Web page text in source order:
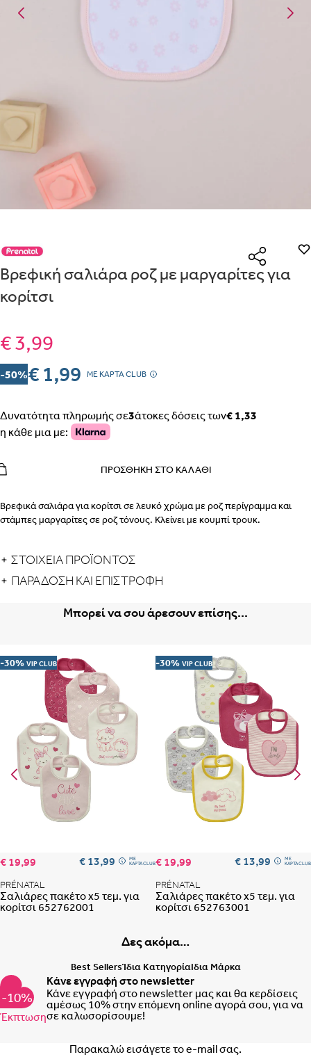
Βρεφική σαλιάρα ροζ με μαργαρίτες για
κορίτσι
€ 3,99
-50%€ 1,99 MΕ ΚΑΡΤΑ CLUB
Δυνατότητα πληρωμής σε3άτοκες δόσεις των€ 1,33
η κάθε μια με:
ΠΡΟΣΘΉΚΗ ΣΤΟ ΚΑΛΆΘΙ
Βρεφικά σαλιάρα για κορίτσι σε λευκό χρώμα με ροζ περίγραμμα και
στάμπες μαργαρίτες σε ροζ τόνους. Κλείνει με κουμπί τρουκ.
ΣΤΟΙΧΕΙΑ ΠΡΟΪΟΝΤΟΣ
ΠΑΡΆΔΟΣΗ ΚΑΙ ΕΠΙΣΤΡΟΦΉ
Μπορεί να σου άρεσουν επίσης...
-30% VIP CLUB
€ 19,99
€ 13,99 ME
ΚΑΡΤΑ CLUB
PRÉNATAL
Σαλιάρες πακέτο x5 τεμ. για
κορίτσι 652762001
-30% VIP CLUB
€ 19,99
€ 13,99 ME
ΚΑΡΤΑ CLUB
PRÉNATAL
Σαλιάρες πακέτο x5 τεμ. για
κορίτσι 652763001
Δες ακόμα…
Best SellersΊδια ΚατηγορίαΙδια Μάρκα
-10%
Έκπτωση
Κάνε εγγραφή στο newsletter
Κάνε εγγραφή στο newsletter μας και θα κερδίσεις
αμέσως 10% στην επόμενη online αγορά σου, για να
σε καλωσορίσουμε!
Portugal
αγοράσεις τουλάχιστον
Με την προσφορά
στο καλάθι, αν αγοράσεις
την ειδική σήμανση.
Είναι για δώρο;
ΝΑΙ
Λεπτομέρειες που θα ήθελες να γνωρίζουμε για το δώρο σου
ΑΠΟΘΉΚΕΥΣΕ